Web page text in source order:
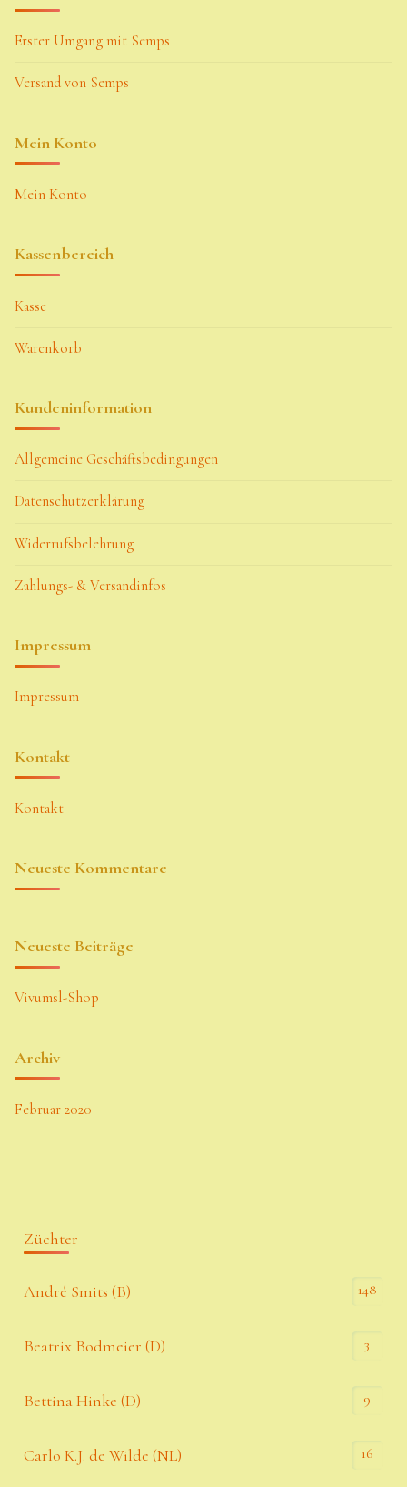
Erster Umgang mit Semps
Versand von Semps
Mein Konto
Mein Konto
Kassenbereich
Kasse
Warenkorb
Kundeninformation
Allgemeine Geschäftsbedingungen
Datenschutzerklärung
Widerrufsbelehrung
Zahlungs- & Versandinfos
Impressum
Impressum
Kontakt
Kontakt
Neueste Kommentare
Neueste Beiträge
Vivumsl-Shop
Archiv
Februar 2020
Züchter
André Smits (B) 148
Beatrix Bodmeier (D) 3
Bettina Hinke (D) 9
Carlo K.J. de Wilde (NL) 16